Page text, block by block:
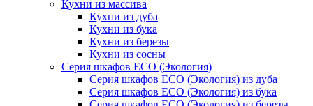
Кухни из массива
Кухни из дуба
Кухни из бука
Кухни из березы
Кухни из сосны
Серия шкафов ECO (Экология)
Серия шкафов ECO (Экология) из дуба
Серия шкафов ECO (Экология) из бука